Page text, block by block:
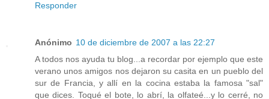
Responder
Anónimo 10 de diciembre de 2007 a las 22:27
A todos nos ayuda tu blog...a recordar por ejemplo que este
verano unos amigos nos dejaron su casita en un pueblo del
sur de Francia, y allí en la cocina estaba la famosa "sal"
que dices. Toqué el bote, lo abrí, la olfateé...y lo cerré, no